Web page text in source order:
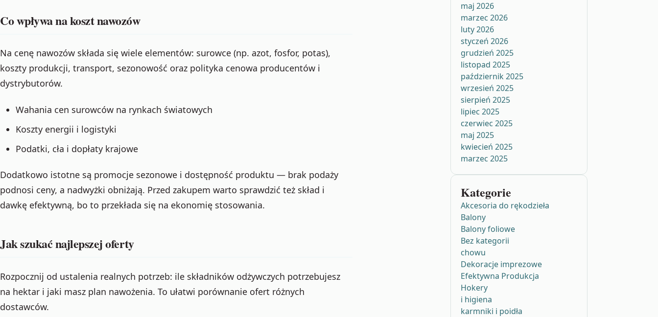
Co wpływa na koszt nawozów
Na cenę nawozów składa się wiele elementów: surowce (np. azot, fosfor, potas),
koszty produkcji, transport, sezonowość oraz polityka cenowa producentów i
dystrybutorów.
Wahania cen surowców na rynkach światowych
Koszty energii i logistyki
Podatki, cła i dopłaty krajowe
Dodatkowo istotne są promocje sezonowe i dostępność produktu — brak podaży
podnosi ceny, a nadwyżki obniżają. Przed zakupem warto sprawdzić też skład i
dawkę efektywną, bo to przekłada się na ekonomię stosowania.
Jak szukać najlepszej oferty
Rozpocznij od ustalenia realnych potrzeb: ile składników odżywczych potrzebujesz
na hektar i jaki masz plan nawożenia. To ułatwi porównanie ofert różnych
dostawców.
maj 2026
marzec 2026
luty 2026
styczeń 2026
grudzień 2025
listopad 2025
październik 2025
wrzesień 2025
sierpień 2025
lipiec 2025
czerwiec 2025
maj 2025
kwiecień 2025
marzec 2025
Kategorie
Akcesoria do rękodzieła
Balony
Balony foliowe
Bez kategorii
chowu
Dekoracje imprezowe
Efektywna Produkcja
Hokery
i higiena
karmniki i poidła